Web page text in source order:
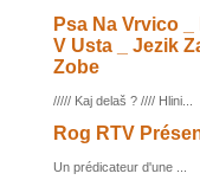
Psa Na Vrvico _
V Usta _ Jezik
Zobe
///// Kaj delaš ? //// Hlini...
Rog RTV
Un prédicateur d'une ...